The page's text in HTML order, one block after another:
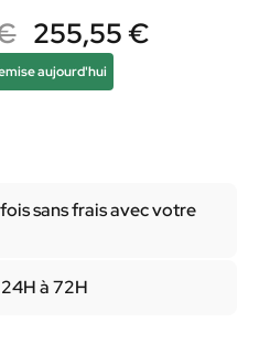
255,55€
aujourd'hui
sans frais avec votre
à 72H